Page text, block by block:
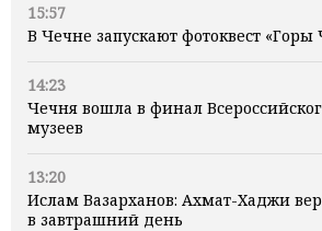
15:57
В Чечне запускают фотоквест «Горы
14:23
Чечня вошла в финал
музеев
13:20
Ислам Вазарханов: Ахмат-Хаджи
в завтрашний день